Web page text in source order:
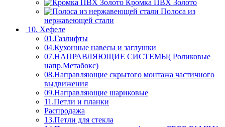
Кромка ПВХ Золото
Полоса из
нержавеющей стали
10. Хефеле
01.Газлифты
04.Кухонные навесы и заглушки
07.НАПРАВЛЯЮЩИЕ СИСТЕМЫ( Роликовые
напр.Метабокс)
08.Направляющие скрытого монтажа частичного
выдвижения
09.Направляющие шариковые
11.Петли и планки
Распродажа
13.Петли для стекла